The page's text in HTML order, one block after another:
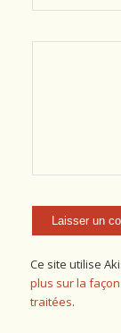
Ce site utilise
plus sur la
traitées.